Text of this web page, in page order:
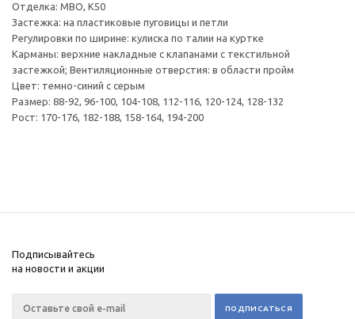
Отделка: МВО, К50
Застежка: на пластиковые пуговицы и петли
Регулировки по ширине: кулиска по талии на куртке
Карманы: верхние накладные с клапанами с текстильной
застежкой; Вентиляционные отверстия: в области пройм
Цвет: темно-синий с серым
Размер: 88-92, 96-100, 104-108, 112-116, 120-124, 128-132
Рост: 170-176, 182-188, 158-164, 194-200
Подписывайтесь
на новости и акции